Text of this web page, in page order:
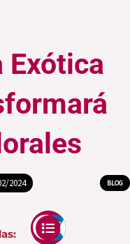
Exótica
2024 BLOG